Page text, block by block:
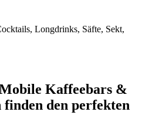
Longdrinks, Säfte, Sekt,
Kaffeebars &
den perfekten